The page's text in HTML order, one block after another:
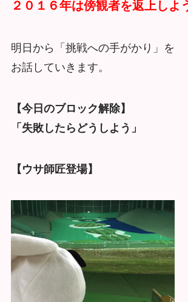
２０１６年は傍観者を返上しよ
明日から「挑戦への手がかり」を
お話していきます。
【今日のブロック解除】
「失敗したらどうしよう」
【ウサ師匠登場】